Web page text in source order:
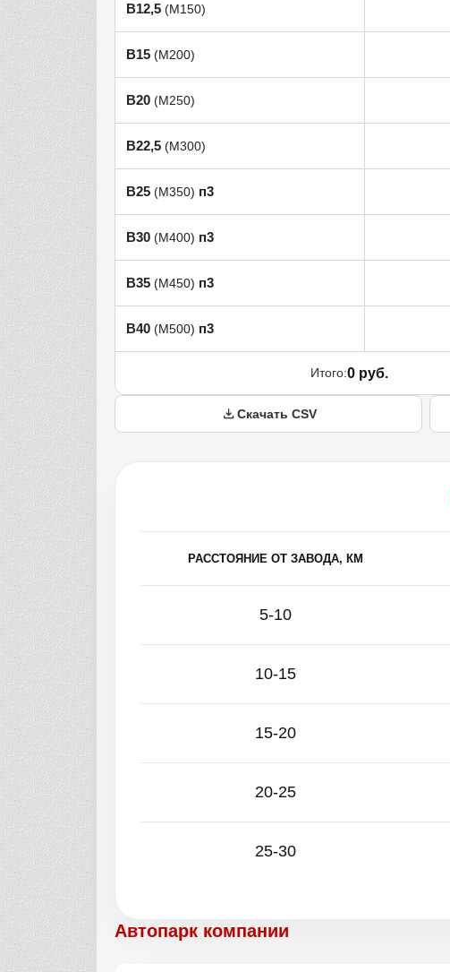
В12,5 (М150)
В15 (М200)
В20 (М250)
В22,5 (М300)
В25 (М350) п3
В30 (М400) п3
В35 (М450) п3
В40 (М500) п3
Итого:0 руб.
Скачать CSV
РАССТОЯНИЕ ОТ ЗАВОДА, КМ
5-10
10-15
15-20
20-25
25-30
Автопарк компании